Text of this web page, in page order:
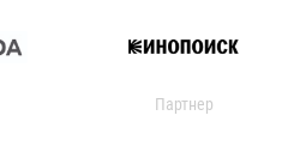
Партнер